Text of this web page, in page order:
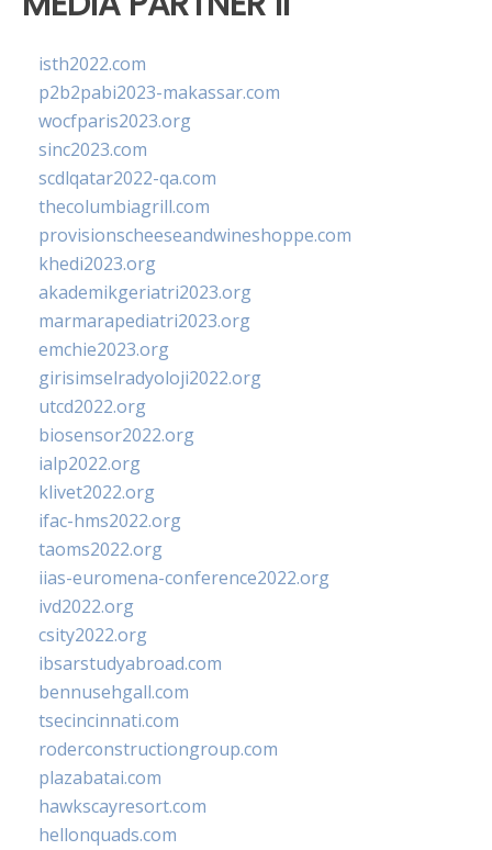
isth2022.com
p2b2pabi2023-makassar.com
wocfparis2023.org
sinc2023.com
scdlqatar2022-qa.com
thecolumbiagrill.com
provisionscheeseandwineshoppe.com
khedi2023.org
akademikgeriatri2023.org
marmarapediatri2023.org
emchie2023.org
girisimselradyoloji2022.org
utcd2022.org
biosensor2022.org
ialp2022.org
klivet2022.org
ifac-hms2022.org
taoms2022.org
iias-euromena-conference2022.org
ivd2022.org
csity2022.org
ibsarstudyabroad.com
bennusehgall.com
tsecincinnati.com
roderconstructiongroup.com
plazabatai.com
hawkscayresort.com
hellonquads.com